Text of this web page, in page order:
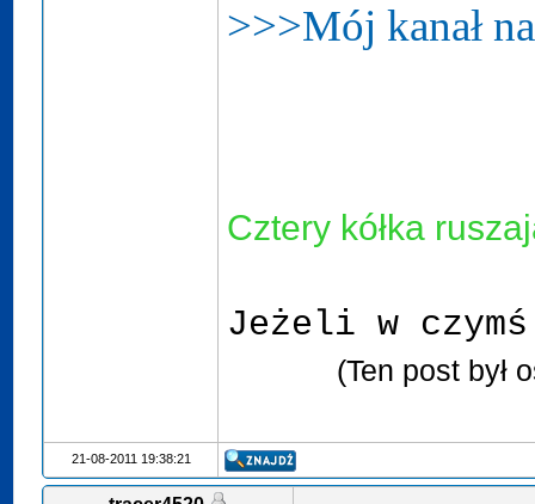
>>>Mój kanał
Cztery kółka
Jeżeli w
(Ten post był
21-08-2011 19:38:21